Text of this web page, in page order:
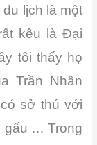
lịch là một
kêu là Đại
tôi thấy họ
Trần Nhân
sở thú với
gấu … Trong